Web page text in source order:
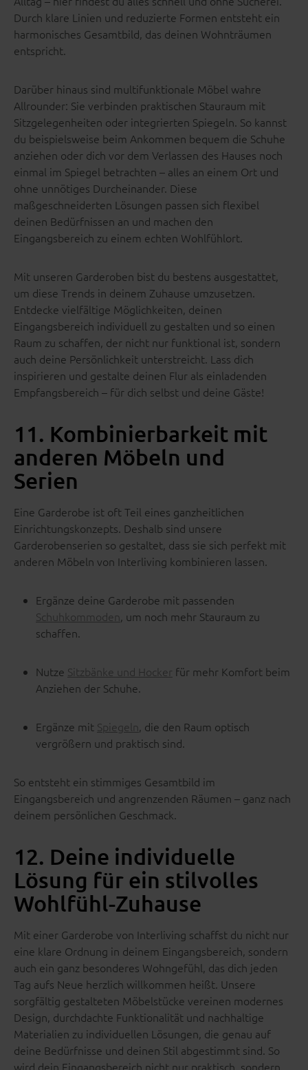
Durch klare Linien und reduzierte Formen entsteht ein
harmonisches Gesamtbild, das deinen Wohnträumen
entspricht.
Darüber hinaus sind multifunktionale Möbel wahre
Allrounder: Sie verbinden praktischen Stauraum mit
Sitzgelegenheiten oder integrierten Spiegeln. So kannst
du beispielsweise beim Ankommen bequem die Schuhe
anziehen oder dich vor dem Verlassen des Hauses noch
einmal im Spiegel betrachten – alles an einem Ort und
ohne unnötiges Durcheinander. Diese
maßgeschneiderten Lösungen passen sich flexibel
deinen Bedürfnissen an und machen den
Eingangsbereich zu einem echten Wohlfühlort.
Mit unseren Garderoben bist du bestens ausgestattet,
um diese Trends in deinem Zuhause umzusetzen.
Entdecke vielfältige Möglichkeiten, deinen
Eingangsbereich individuell zu gestalten und so einen
Raum zu schaffen, der nicht nur funktional ist, sondern
auch deine Persönlichkeit unterstreicht. Lass dich
inspirieren und gestalte deinen Flur als einladenden
Empfangsbereich – für dich selbst und deine Gäste!
11. Kombinierbarkeit mit
anderen Möbeln und
Serien
Eine Garderobe ist oft Teil eines ganzheitlichen
Einrichtungskonzepts. Deshalb sind unsere
Garderobenserien so gestaltet, dass sie sich perfekt mit
anderen Möbeln von Interliving kombinieren lassen.
Ergänze deine Garderobe mit passenden
Schuhkommoden, um noch mehr Stauraum zu
schaffen.
Nutze Sitzbänke und Hocker für mehr Komfort beim
Anziehen der Schuhe.
Ergänze mit Spiegeln, die den Raum optisch
vergrößern und praktisch sind.
So entsteht ein stimmiges Gesamtbild im
Eingangsbereich und angrenzenden Räumen – ganz nach
deinem persönlichen Geschmack.
12. Deine individuelle
Lösung für ein stilvolles
Wohlfühl-Zuhause
Mit einer Garderobe von Interliving schaffst du nicht nur
eine klare Ordnung in deinem Eingangsbereich, sondern
auch ein ganz besonderes Wohngefühl, das dich jeden
Tag aufs Neue herzlich willkommen heißt. Unsere
sorgfältig gestalteten Möbelstücke vereinen modernes
Design, durchdachte Funktionalität und nachhaltige
Materialien zu individuellen Lösungen, die genau auf
deine Bedürfnisse und deinen Stil abgestimmt sind. So
wird dein Eingangsbereich nicht nur praktisch, sondern